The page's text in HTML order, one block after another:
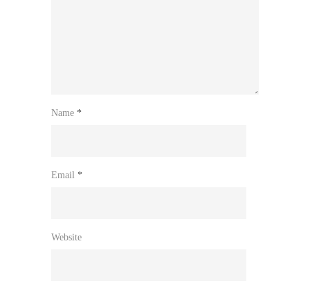
Name *
Email *
Website